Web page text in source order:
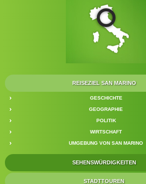
REISEZIEL SAN MARINO
GESCHICHTE
GEOGRAPHIE
POLITIK
WIRTSCHAFT
UMGEBUNG VON SAN MARINO
SEHENSWÜRDIGKEITEN
STADTTOUREN